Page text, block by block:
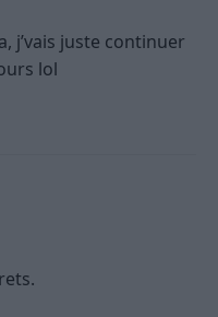
j’vais juste continuer
lol